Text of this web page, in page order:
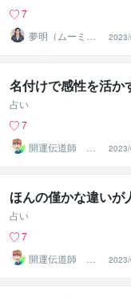
7
夢明（ムーミ
ン）＠人生を笑
顔にする占い師
名付けで感性を活か
占い
7
開運伝道師 HE
RO
ほんの僅かな違いが
占い
7
開運伝道師 HE
RO